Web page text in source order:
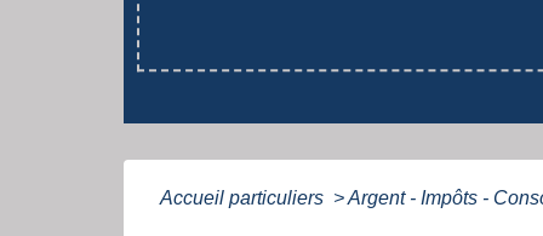
Accueil particuliers >Argent - Impôts -